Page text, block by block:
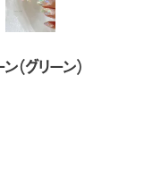
（グリーン）